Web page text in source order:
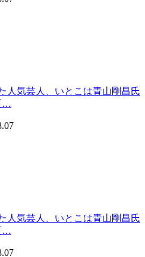
人気芸人、いとこは青山剛昌氏
…
人気芸人、いとこは青山剛昌氏
…